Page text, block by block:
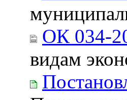
ОК 034-
видам